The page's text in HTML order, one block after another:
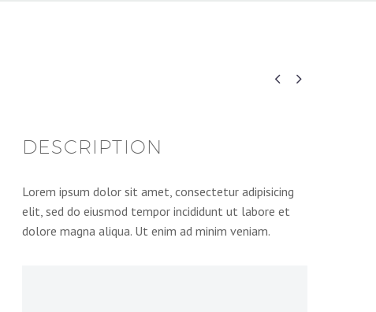
 
DESCRIPTION
Lorem ipsum dolor sit amet, consectetur adipisicing
elit, sed do eiusmod tempor incididunt ut labore et
dolore magna aliqua. Ut enim ad minim veniam.